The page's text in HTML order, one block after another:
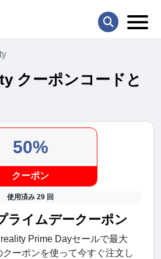
クーポンコードと
50%
クーポン
使用済み 29 回
ライムデークーポン
Prime Dayセールで最大
ーポンを使って今すぐ注文し